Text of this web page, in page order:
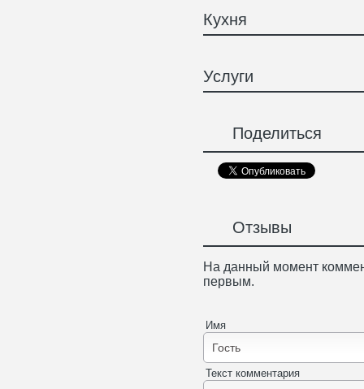
Кухня
Услуги
Поделиться
Отзывы
На данный момент
первым.
Имя
Текст комментария